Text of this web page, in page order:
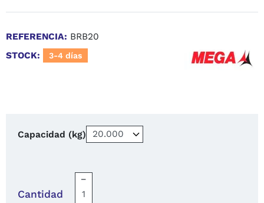
REFERENCIA: BRB20
STOCK:
3-4 días
Capacidad (kg)
Cantidad
−